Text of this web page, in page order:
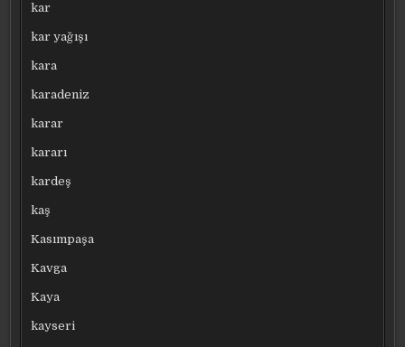
kar
kar yağışı
kara
karadeniz
karar
kararı
kardeş
kaş
Kasımpaşa
Kavga
Kaya
kayseri